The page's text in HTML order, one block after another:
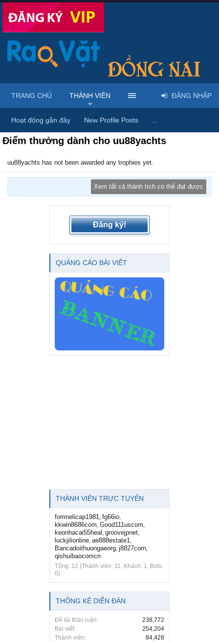
Trang chủ Thành viên uu88yachts
Điểm thưởng dành cho uu88yachts
uu88yachts has not been awarded any trophies yet.
Xem tất cả thành tích có thể đạt được
Đăng ký!
QUẢNG CÁO BÀI VIẾT
THÀNH VIÊN TRỰC TUYẾN
fomnelicap1981, fg66io,
kkwin8686com, Good111uscom,
keonhacai55heal , groovejpnet,
luckjilionline, ae888estate1,
Bancadoithuongaeorg, j8827com,
qishuibaocomcn
Tổng: 12 (Thành viên: 11, Khách: 1, Bots:
0)
THỐNG KÊ DIỄN ĐÀN
Đề tài thảo luận:
238,772
Bài viết:
254,204
Thành viên:
84,428
TRANG CHỦ THÀNH VIÊN
Hoạt động gần đây New Profile Posts
ĐĂNG NHẬP